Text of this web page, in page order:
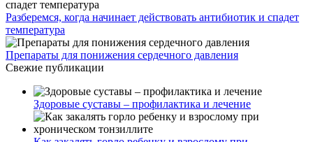
Разберемся, когда начинает действовать антибиотик и спадет
температура
Препараты для понижения сердечного давления
Свежие публикации
Здоровые суставы – профилактика и лечение